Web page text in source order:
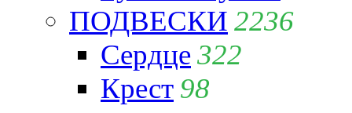
ПОДВЕСКИ 2236
Сердце322
Крест 98